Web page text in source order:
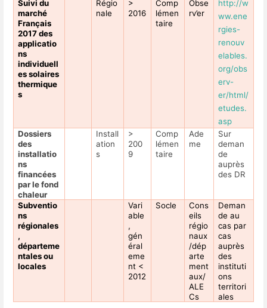
Suivi du
marché
Français
2017 des
applicatio
ns
individuell
es solaires
thermique
s
Régio
nale
>
2016
Comp
lémen
taire
Obse
rv’er
http://w
ww.ene
rgies-
renouv
elables.
org/obs
erv-
er/html/
etudes.
asp
Dossiers
des
installatio
ns
financées
par le fond
chaleur
Install
ation
s
>
200
9
Comp
lémen
taire
Ade
me
Sur
deman
de
auprès
des DR
Subventio
ns
régionales
,
départeme
ntales ou
locales
Vari
able
,
gén
éral
eme
nt <
2012
Socle
Cons
eils
régio
naux
/dép
arte
ment
aux/
ALE
Cs
Deman
de au
cas par
cas
auprès
des
instituti
ons
territori
ales